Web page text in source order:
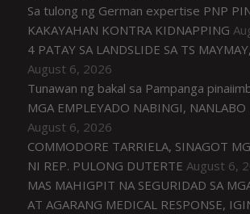
Sa tulong ng German expertise PNP
KAKAYAHAN KONTRA KIDNAPPING
4 PATAY SA LANDSLIDE SA TS
August 6, 2026
Tunawan ng bakal sa Pampanga
MGA EMPLEYADO NABINGI,
August 6, 2026
COMMODORE TARRIELA, SINAGOT
NI REP. PULONG DUTERTE August 6,
MAS MAHIGPIT NA SEGURIDAD SA
AT AGARANG MEDICAL RESPONSE,